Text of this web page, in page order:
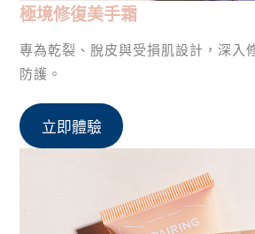
極境修復美手霜
專為乾裂、脫皮與受損肌設計，深入
防護。
立即體驗